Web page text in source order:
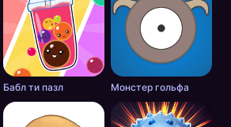
Бабл ти пазл Монстер гольфа